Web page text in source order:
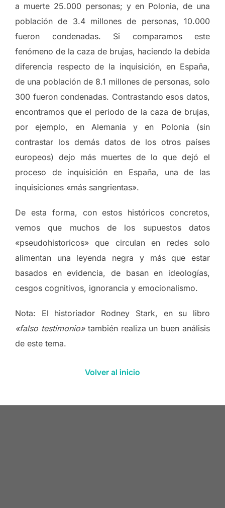
a muerte 25.000 personas; y en Polonia, de una
población de 3.4 millones de personas, 10.000
fueron condenadas. Si comparamos este
fenómeno de la caza de brujas, haciendo la debida
diferencia respecto de la inquisición, en España,
de una población de 8.1 millones de personas, solo
300 fueron condenadas. Contrastando esos datos,
encontramos que el periodo de la caza de brujas,
por ejemplo, en Alemania y en Polonia (sin
contrastar los demás datos de los otros países
europeos) dejo más muertes de lo que dejó el
proceso de inquisición en España, una de las
inquisiciones «más sangrientas».
De esta forma, con estos históricos concretos,
vemos que muchos de los supuestos datos
«pseudohistoricos» que circulan en redes solo
alimentan una leyenda negra y más que estar
basados en evidencia, de basan en ideologías,
cesgos cognitivos, ignorancia y emocionalismo.
Nota: El historiador Rodney Stark, en su libro
«falso testimonio»también realiza un buen análisis
de este tema.
Volver al inicio